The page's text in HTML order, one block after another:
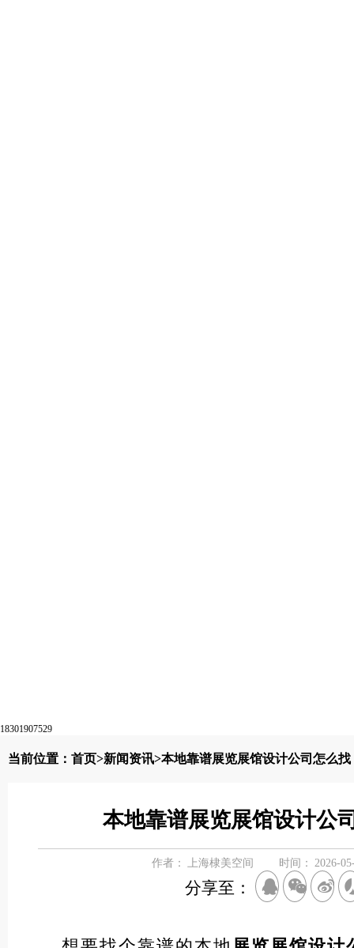
18301907529
当前位置： 首页>新闻资讯>本地靠谱展览展馆设计公司怎么找
本地靠谱展览展馆设计公
作者： 上海棣美空间 时间： 2026-
分享至：